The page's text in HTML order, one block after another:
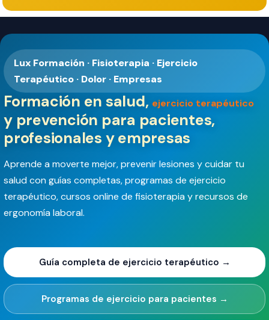
Lux Formación · Fisioterapia · Ejercicio
Terapéutico · Dolor · Empresas
Formación en salud, ejercicio terapéutico
y prevención para pacientes,
profesionales y empresas
Aprende a moverte mejor, prevenir lesiones y cuidar tu
salud con guías completas, programas de ejercicio
terapéutico, cursos online de fisioterapia y recursos de
ergonomía laboral.
Guía completa de ejercicio terapéutico →
Programas de ejercicio para pacientes →